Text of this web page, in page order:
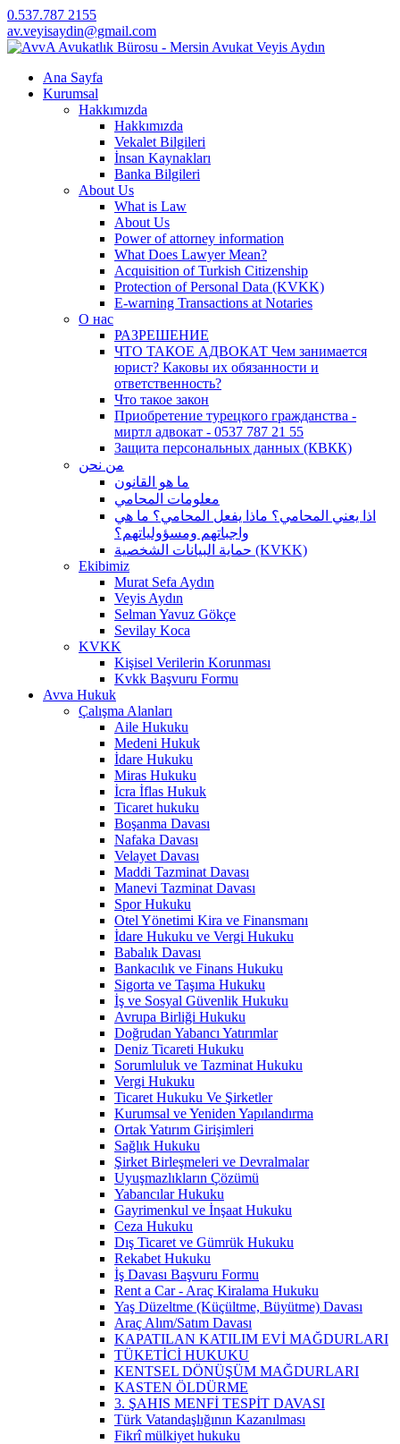
0.537.787 2155
av.veyisaydin@gmail.com
Ana Sayfa
Kurumsal
Hakkımızda
Hakkımızda
Vekalet Bilgileri
İnsan Kaynakları
Banka Bilgileri
About Us
What is Law
About Us
Power of attorney information
What Does Lawyer Mean?
Acquisition of Turkish Citizenship
Protection of Personal Data (KVKK)
E-warning Transactions at Notaries
О нас
РАЗРЕШЕНИЕ
ЧТО ТАКОЕ АДВОКАТ Чем занимается
юрист? Каковы их обязанности и
ответственность?
Что такое закон
Приобретение турецкого гражданства -
миртл адвокат - 0537 787 21 55
Защита персональных данных (КВКК)
من نحن
ما هو القانون
معلومات المحامي
اذا يعني المحامي؟ ماذا يفعل المحامي؟ ما هي
واجباتهم ومسؤولياتهم؟
حماية البيانات الشخصية (KVKK)
Ekibimiz
Murat Sefa Aydın
Veyis Aydın
Selman Yavuz Gökçe
Sevilay Koca
KVKK
Kişisel Verilerin Korunması
Kvkk Başvuru Formu
Avva Hukuk
Çalışma Alanları
Aile Hukuku
Medeni Hukuk
İdare Hukuku
Miras Hukuku
İcra İflas Hukuk
Ticaret hukuku
Boşanma Davası
Nafaka Davası
Velayet Davası
Maddi Tazminat Davası
Manevi Tazminat Davası
Spor Hukuku
Otel Yönetimi Kira ve Finansmanı
İdare Hukuku ve Vergi Hukuku
Babalık Davası
Bankacılık ve Finans Hukuku
Sigorta ve Taşıma Hukuku
İş ve Sosyal Güvenlik Hukuku
Avrupa Birliği Hukuku
Doğrudan Yabancı Yatırımlar
Deniz Ticareti Hukuku
Sorumluluk ve Tazminat Hukuku
Vergi Hukuku
Ticaret Hukuku Ve Şirketler
Kurumsal ve Yeniden Yapılandırma
Ortak Yatırım Girişimleri
Sağlık Hukuku
Şirket Birleşmeleri ve Devralmalar
Uyuşmazlıkların Çözümü
Yabancılar Hukuku
Gayrimenkul ve İnşaat Hukuku
Ceza Hukuku
Dış Ticaret ve Gümrük Hukuku
Rekabet Hukuku
İş Davası Başvuru Formu
Rent a Car - Araç Kiralama Hukuku
Yaş Düzeltme (Küçültme, Büyütme) Davası
Araç Alım/Satım Davası
KAPATILAN KATILIM EVİ MAĞDURLARI
TÜKETİCİ HUKUKU
KENTSEL DÖNÜŞÜM MAĞDURLARI
KASTEN ÖLDÜRME
3. ŞAHIS MENFİ TESPİT DAVASI
Türk Vatandaşlığının Kazanılması
Fikrî mülkiyet hukuku